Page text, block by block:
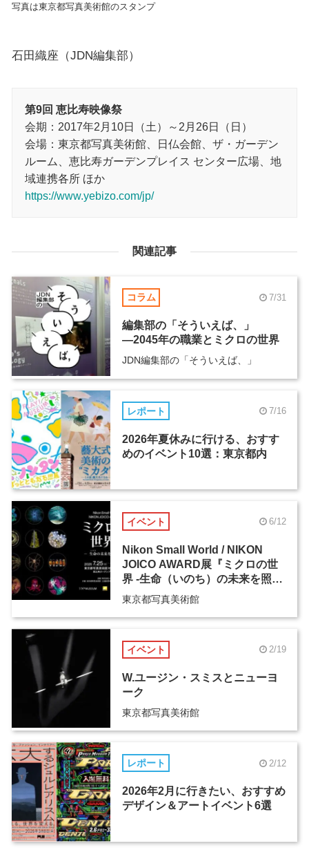
写真は東京都写真美術館のスタンプ
石田織座（JDN編集部）
第9回 恵比寿映像祭
会期：2017年2月10日（土）～2月26日（日）
会場：東京都写真美術館、日仏会館、ザ・ガーデン
ルーム、恵比寿ガーデンプレイス センター広場、地
域連携各所 ほか
https://www.yebizo.com/jp/
関連記事
コラム 7/31
編集部の「そういえば、」
―2045年の職業とミクロの世界
JDN編集部の「そういえば、」
レポート 7/16
2026年夏休みに行ける、おすす
めのイベント10選：東京都内
イベント 6/12
Nikon Small World / NIKON
JOICO AWARD展『ミクロの世
界 -生命（いのち）の未来を照ら
す-』
東京都写真美術館
イベント 2/19
W.ユージン・スミスとニューヨ
ーク
東京都写真美術館
レポート 2/12
2026年2月に行きたい、おすすめ
デザイン＆アートイベント6選